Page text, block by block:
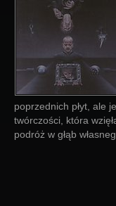
poprzednich płyt, ale
twórczości, która
podróż w głąb